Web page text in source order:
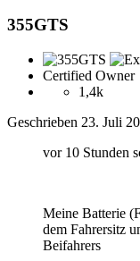
355GTS
Certified Owner
1,4k
Geschrieben 23. Juli
vor 10 Stunden
Meine Batterie
dem Fahrersitz
Beifahrers